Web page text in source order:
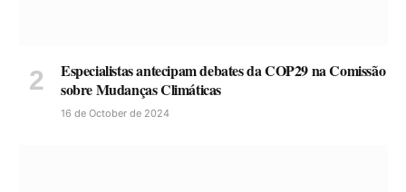
Especialistas antecipam debates da COP29 na Comissão
sobre Mudanças Climáticas
16 de October de 2024